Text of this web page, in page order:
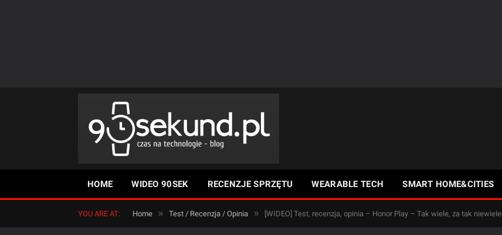
HOME WIDEO 90SEK RECENZJE SPRZĘTU WEARABLE TECH SMART HOME&CITIES
YOU ARE AT: Home » Test / Recenzja / Opinia » [WIDEO] Test, recenzja, opinia – Honor Play – Tak wiele, za tak niewiele